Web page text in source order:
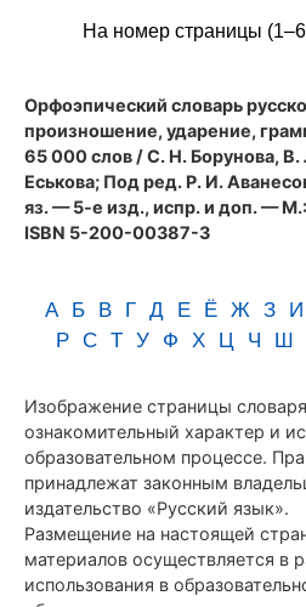
АванесоваНа номер страницы
Орфоэпический словарь
произношение, ударение,
65 000 слов / С. Н. Борунова,
Еськова; Под ред. Р. И.
яз. — 5-е изд., испр. и доп. —
ISBN 5-200-00387-3
А Б В Г Д Е Ё Ж З И
Р С Т У Ф Х Ц Ч Ш
Изображение страницы
ознакомительный характер и
образовательном процессе.
принадлежат законным
издательство «Русский язык».
Размещение на настоящей
материалов осуществляется в
использования в